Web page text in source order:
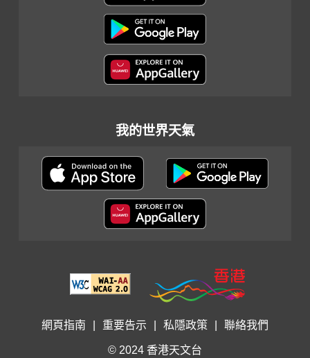
我的世界天氣
網頁指南 重要告示 私隱政策 聯絡我們
© 2024 香港天文台